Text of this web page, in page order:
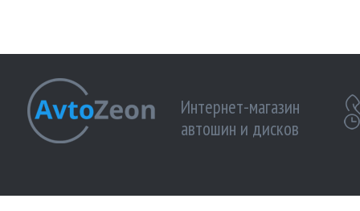
Интернет-магазин
автошин и дисков